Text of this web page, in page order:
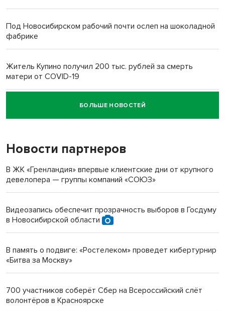
Под Новосибирском рабочий почти ослеп на шоколадной
фабрике
Житель Купино получил 200 тыс. рублей за смерть
матери от COVID-19
Новосибирский суд наказал водителя за смерть
пенсионерки на вокзале
«Мы живём на пастбище!»: в новосибирском селе лошади
терроризируют жителей
Новосибирский преподаватель с женой вошли в топ-16
БОЛЬШЕ НОВОСТЕЙ
Новости партнеров
В ЖК «Гренландия» впервые клиентские дни от крупного
девелопера — группы компаний «СОЮЗ»
Видеозапись обеспечит прозрачность выборов в Госдуму
в Новосибирской области
В память о подвиге: «Ростелеком» проведет кибертурнир
«Битва за Москву»
700 участников соберёт Сбер на Всероссийский слёт
волонтёров в Красноярске